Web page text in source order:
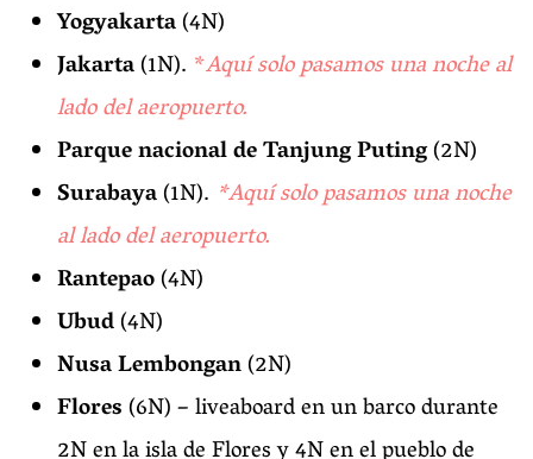
Yogyakarta(4N)
Jakarta(1N). *Aquí solo pasamos una noche al
lado del aeropuerto.
Parque nacional de Tanjung Puting(2N)
Surabaya(1N). *Aquí solo pasamos una noche
al lado del aeropuerto.
Rantepao(4N)
Ubud(4N)
Nusa Lembongan(2N)
Flores(6N) – liveaboard en un barco durante